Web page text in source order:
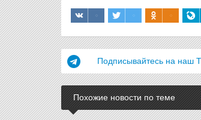
Подписывайтесь на наш
Похожие новости по теме